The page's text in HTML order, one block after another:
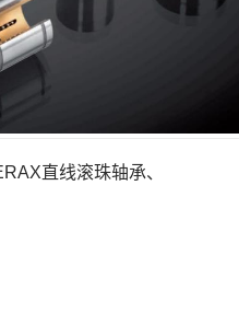
直线滚珠轴承、